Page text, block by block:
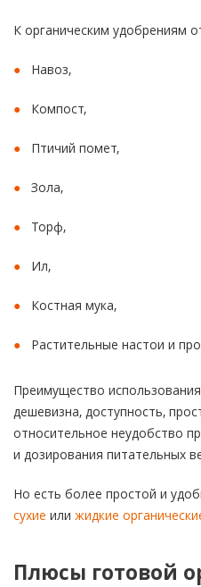
К органическим удобрениям
Навоз,
Компост,
Птичий помет,
Зола,
Торф,
Ил,
Костная мука,
Растительные настои и
Преимущество
дешевизна, доступность,
относительное неудобство
и дозирования питательных
Но есть более простой и
сухие или жидкие
Плюсы готовой